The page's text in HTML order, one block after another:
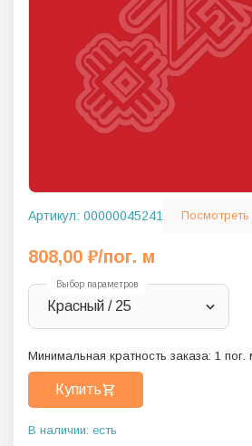
Артикул: 00000045241 Посмотреть
808,00 ₽/пог. м
Выбор параметров
Красный / 25
Минимальная кратность заказа: 1 пог.
Купить
В наличии: есть